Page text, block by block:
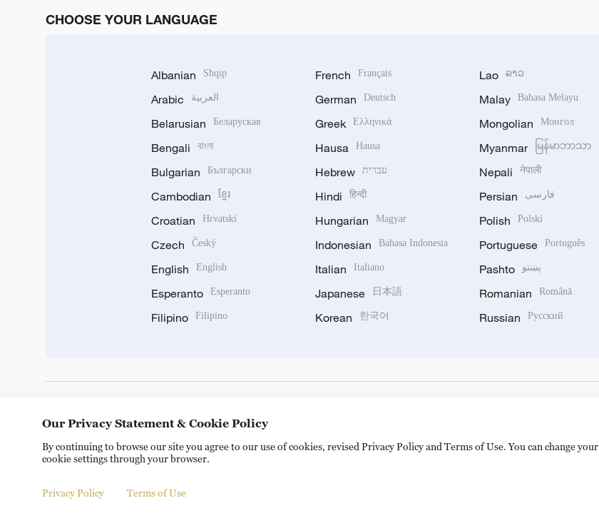
CHOOSE YOUR LANGUAGE
Albanian Shqip
Arabic العربية
Belarusian Беларуская
Bengali বাংলা
Bulgarian Български
Cambodian ខ្មែរ
Croatian Hrvatski
Czech Český
English English
Esperanto Esperanto
Filipino Filipino
French Français
German Deutsch
Greek Ελληνικά
Hausa Hausa
Hebrew עברית
Hindi हिन्दी
Hungarian Magyar
Indonesian Bahasa Indonesia
Italian Italiano
Japanese 日本語
Korean 한국어
Lao ລາວ
Malay Bahasa Melayu
Mongolian Монгол
Myanmar မြန်မာဘာသာ
Nepali नेपाली
Persian فارسی
Polish Polski
Portuguese Português
Pashto پښتو
Romanian Română
Russian Русский
Copyright © 2024 CGTN. 京ICP备20000184号
Our Privacy Statement & Cookie Policy
By continuing to browse our site you agree to our use of cookies, revised Privacy Policy and Terms of Use. You can change your
cookie settings through your browser.
Privacy Policy Terms of Use